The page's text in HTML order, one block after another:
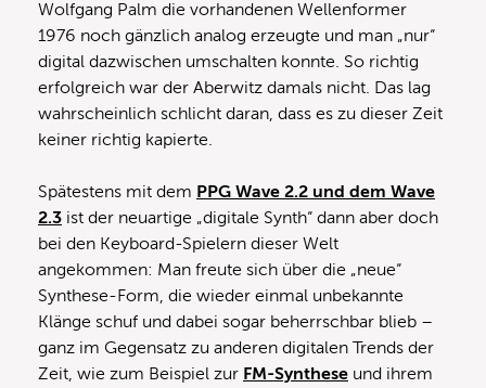
Wolfgang Palm die vorhandenen Wellenformer
1976 noch gänzlich analog erzeugte und man „nur“
digital dazwischen umschalten konnte. So richtig
erfolgreich war der Aberwitz damals nicht. Das lag
wahrscheinlich schlicht daran, dass es zu dieser Zeit
keiner richtig kapierte.
Spätestens mit dem PPG Wave 2.2 und dem Wave
2.3 ist der neuartige „digitale Synth“ dann aber doch
bei den Keyboard-Spielern dieser Welt
angekommen: Man freute sich über die „neue“
Synthese-Form, die wieder einmal unbekannte
Klänge schuf und dabei sogar beherrschbar blieb –
ganz im Gegensatz zu anderen digitalen Trends der
Zeit, wie zum Beispiel zur FM-Synthese und ihrem